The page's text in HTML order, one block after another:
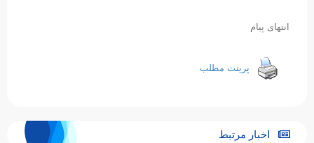
انتهای پیام
پرینت مطلب
اخبار مرتبط